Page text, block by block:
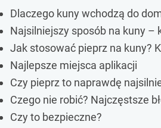
Dlaczego kuny wchodzą do
Najsilniejszy sposób na kuny –
Jak stosować pieprz na kuny?
Najlepsze miejsca aplikacji
Czy pieprz to naprawdę
Czego nie robić? Najczęstsze
Czy to bezpieczne?